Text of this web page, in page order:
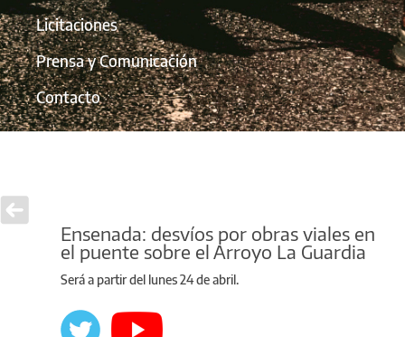
Licitaciones
Prensa y Comunicación
Contacto
Ensenada: desvíos por obras viales en
el puente sobre el Arroyo La Guardia
Será a partir del lunes 24 de abril.